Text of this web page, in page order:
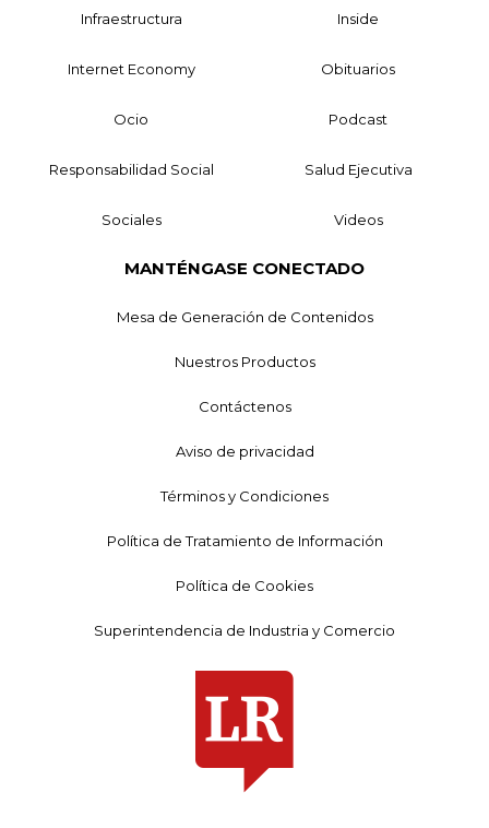
Infraestructura Inside
Internet Economy Obituarios
Ocio Podcast
Responsabilidad Social Salud Ejecutiva
Sociales Videos
MANTÉNGASE CONECTADO
Mesa de Generación de Contenidos
Nuestros Productos
Contáctenos
Aviso de privacidad
Términos y Condiciones
Política de Tratamiento de Información
Política de Cookies
Superintendencia de Industria y Comercio